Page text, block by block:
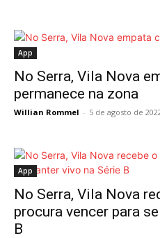
App
No Serra, Vila Nova
permanece na zona
Willian Rommel - 5 de agosto de
App
No Serra, Vila Nova
procura vencer para
B